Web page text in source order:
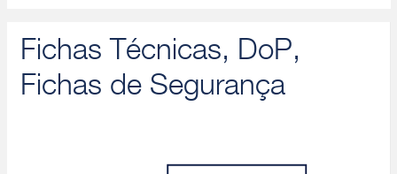
Fichas Técnicas, DoP,
Fichas de Segurança